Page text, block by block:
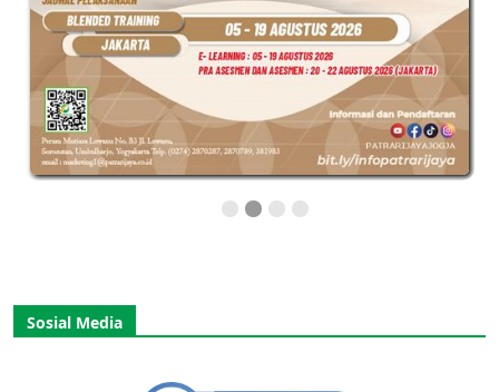
Sosial Media